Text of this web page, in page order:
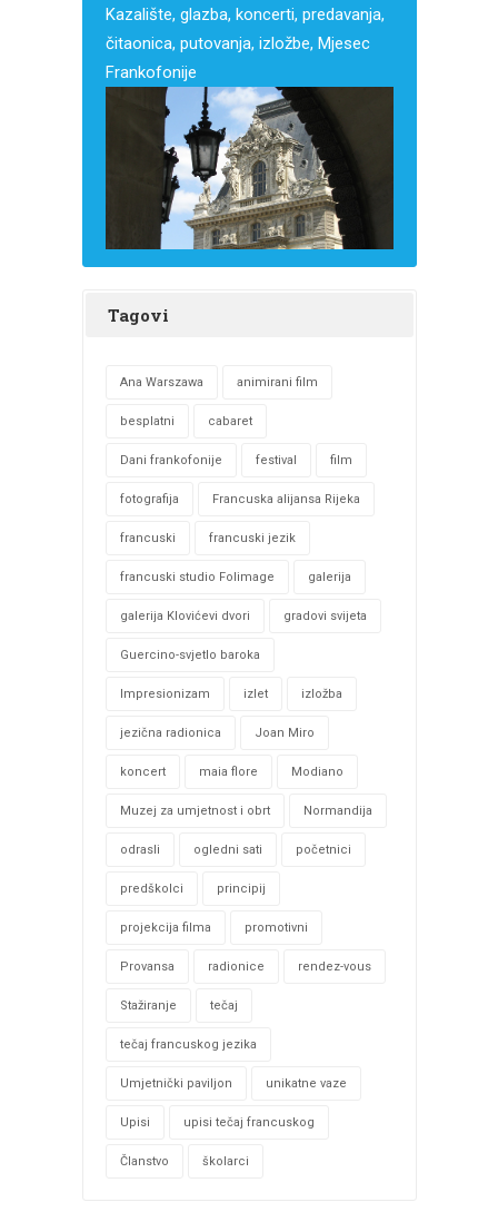
Kazalište, glazba, koncerti, predavanja,
čitaonica, putovanja, izložbe, Mjesec
Frankofonije
Tagovi
Ana Warszawa animirani film
besplatni cabaret
Dani frankofonije festival film
fotografija Francuska alijansa Rijeka
francuski francuski jezik
francuski studio Folimage galerija
galerija Klovićevi dvori gradovi svijeta
Guercino-svjetlo baroka
Impresionizam izlet izložba
jezična radionica Joan Miro
koncert maia flore Modiano
Muzej za umjetnost i obrt Normandija
odrasli ogledni sati početnici
predškolci principij
projekcija filma promotivni
Provansa radionice rendez-vous
Stažiranje tečaj
tečaj francuskog jezika
Umjetnički paviljon unikatne vaze
Upisi upisi tečaj francuskog
Članstvo školarci